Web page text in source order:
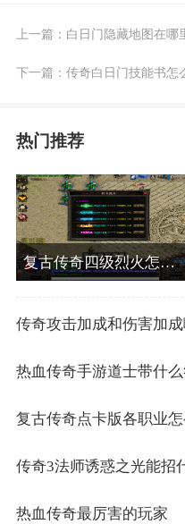
上一篇： 白日门隐藏地图在哪
下一篇： 传奇白日门技能书怎
热门推荐
复古传奇四级烈火怎么获得
传奇攻击加成和伤害加
热血传奇手游道士带什
复古传奇点卡版各职业
传奇3法师诱惑之光能招
热血传奇最厉害的玩家